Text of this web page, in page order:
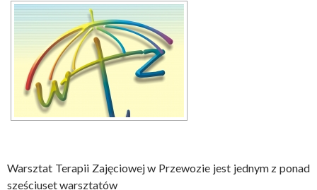
Warsztat Terapii Zajęciowej w Przewozie jest jednym z ponad
sześciuset warsztatów